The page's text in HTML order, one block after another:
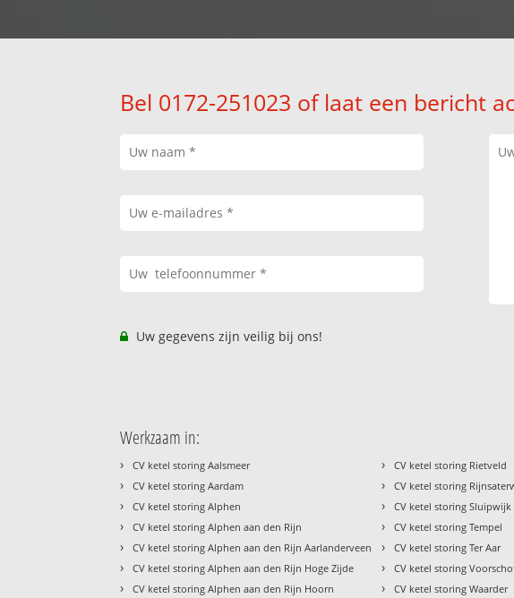
Bel 0172-251023 of laat een bericht
Uw gegevens zijn veilig bij ons!
Werkzaam in:
› CV ketel storing Aalsmeer
› CV ketel storing Aardam
› CV ketel storing Alphen
› CV ketel storing Alphen aan den Rijn
› CV ketel storing Alphen aan den Rijn Aarlanderveen
› CV ketel storing Alphen aan den Rijn Hoge Zijde
› CV ketel storing Alphen aan den Rijn Hoorn
› CV ketel storing Rietveld
› CV ketel storing
› CV ketel storing Sluipwijk
› CV ketel storing Tempel
› CV ketel storing Ter Aar
› CV ketel storing
› CV ketel storing Waarder